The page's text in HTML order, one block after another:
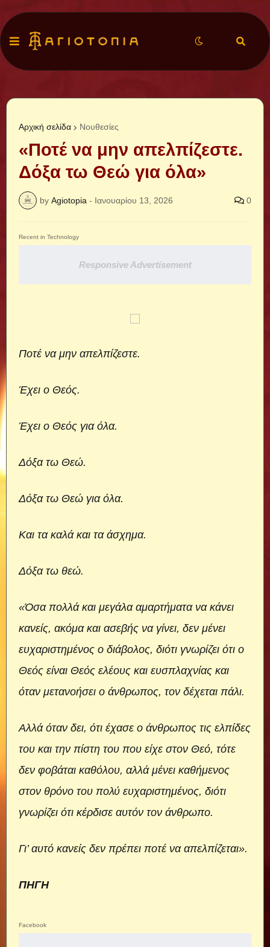
Αρχική σελίδα Νουθεσίες
«Ποτέ να μην απελπίζεστε.
Δόξα τω Θεώ για όλα»
by Agiotopia - Ιανουαρίου 13, 2026 0
Recent in Technology
Responsive Advertisement
Ποτέ να μην απελπίζεστε.
Έχει ο Θεός.
Έχει ο Θεός για όλα.
Δόξα τω Θεώ.
Δόξα τω Θεώ για όλα.
Και τα καλά και τα άσχημα.
Δόξα τω θεώ.
«Όσα πολλά και μεγάλα αμαρτήματα να κάνει
κανείς, ακόμα και ασεβής να γίνει, δεν μένει
ευχαριστημένος ο διάβολος, διότι γνωρίζει ότι ο
Θεός είναι Θεός ελέους και ευσπλαχνίας και
όταν μετανοήσει ο άνθρωπος, τον δέχεται πάλι.
Αλλά όταν δει, ότι έχασε ο άνθρωπος τις ελπίδες
του και την πίστη του που είχε στον Θεό, τότε
δεν φοβάται καθόλου, αλλά μένει καθήμενος
στον θρόνο του πολύ ευχαριστημένος, διότι
γνωρίζει ότι κέρδισε αυτόν τον άνθρωπο.
Γι’ αυτό κανείς δεν πρέπει ποτέ να απελπίζεται».
ΠΗΓΗ
Facebook